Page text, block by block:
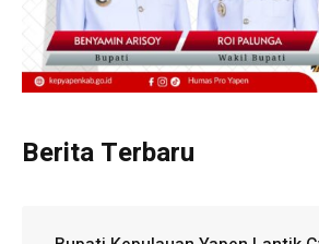
Berita Terbaru